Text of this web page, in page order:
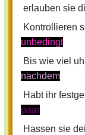
unbedingt
Bis wie viel
nachdem
Habt ihr
paar
Hassen